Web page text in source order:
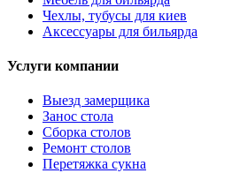
Чехлы, тубусы для киев
Аксессуары для бильярда
Услуги компании
Выезд замерщика
Занос стола
Сборка столов
Ремонт столов
Перетяжка сукна